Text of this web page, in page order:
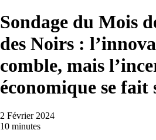
Sondage du Mois
des Noirs :
comble, mais
économique se fait
2 Février 2024
10 minutes